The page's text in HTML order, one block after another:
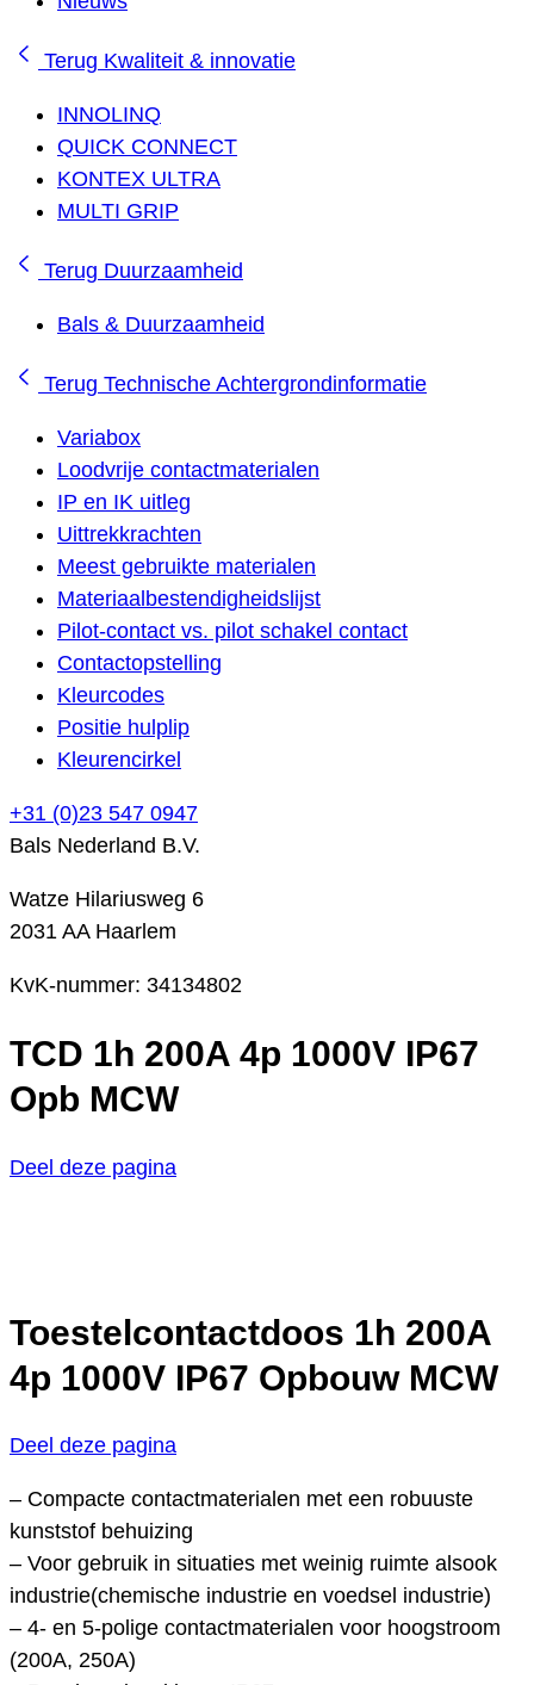
Terug Kwaliteit & innovatie
INNOLINQ
QUICK CONNECT
KONTEX ULTRA
MULTI GRIP
Terug Duurzaamheid
Bals & Duurzaamheid
Terug Technische Achtergrondinformatie
Variabox
Loodvrije contactmaterialen
IP en IK uitleg
Uittrekkrachten
Meest gebruikte materialen
Materiaalbestendigheidslijst
Pilot-contact vs. pilot schakel contact
Contactopstelling
Kleurcodes
Positie hulplip
Kleurencirkel
+31 (0)23 547 0947
Bals Nederland B.V.
Watze Hilariusweg 6
2031 AA Haarlem
KvK-nummer: 34134802
TCD 1h 200A 4p 1000V IP67
Opb MCW
Deel deze pagina
Toestelcontactdoos 1h 200A
4p 1000V IP67 Opbouw MCW
Deel deze pagina
– Compacte contactmaterialen met een robuuste
kunststof behuizing
– Voor gebruik in situaties met weinig ruimte alsook
industrie(chemische industrie en voedsel industrie)
– 4- en 5-polige contactmaterialen voor hoogstroom
(200A, 250A)